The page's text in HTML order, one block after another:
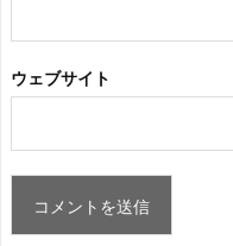
ウェブサイト